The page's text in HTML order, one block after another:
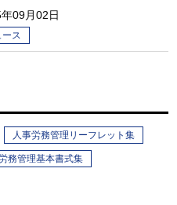
09月02日
ース
人事労務管理リーフレット集
務管理基本書式集